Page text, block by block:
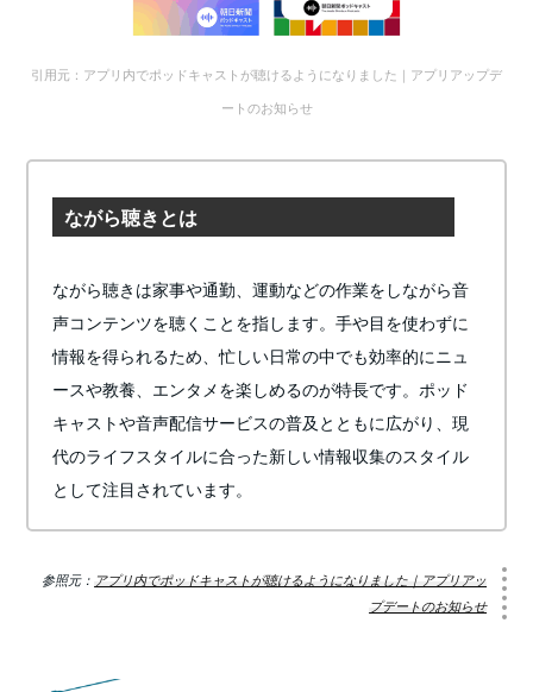
引用元：アプリ内でポッドキャストが聴けるようになりました｜アプリアップデ
ートのお知らせ
ながら聴きとは
ながら聴きは家事や通勤、運動などの作業をしながら音
声コンテンツを聴くことを指します。手や目を使わずに
情報を得られるため、忙しい日常の中でも効率的にニュ
ースや教養、エンタメを楽しめるのが特長です。ポッド
キャストや音声配信サービスの普及とともに広がり、現
代のライフスタイルに合った新しい情報収集のスタイル
として注目されています。
参照元： アプリ内でポッドキャストが聴けるようになりました｜アプリアッ
プデートのお知らせ